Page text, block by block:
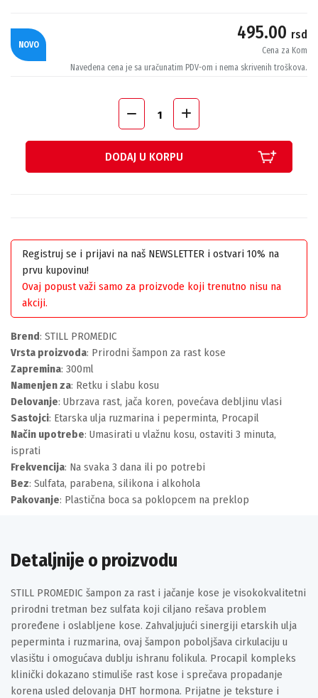
NOVO
495.00 rsd
Cena za Kom
Navedena cena je sa uračunatim PDV-om i nema skrivenih troškova.
DODAJ U KORPU
Registruj se i prijavi na naš NEWSLETTER i ostvari 10% na
prvu kupovinu!
Ovaj popust važi samo za proizvode koji trenutno nisu na
akciji.
Brend: STILL PROMEDIC
Vrsta proizvoda: Prirodni šampon za rast kose
Zapremina: 300ml
Namenjen za: Retku i slabu kosu
Delovanje: Ubrzava rast, jača koren, povećava debljinu vlasi
Sastojci: Etarska ulja ruzmarina i peperminta, Procapil
Način upotrebe: Umasirati u vlažnu kosu, ostaviti 3 minuta,
isprati
Frekvencija: Na svaka 3 dana ili po potrebi
Bez: Sulfata, parabena, silikona i alkohola
Pakovanje: Plastična boca sa poklopcem na preklop
Detaljnije o proizvodu
STILL PROMEDIC šampon za rast i jačanje kose je visokokvalitetni
prirodni tretman bez sulfata koji ciljano rešava problem
proređene i oslabljene kose. Zahvaljujući sinergiji etarskih ulja
peperminta i ruzmarina, ovaj šampon poboljšava cirkulaciju u
vlasištu i omogućava dublju ishranu folikula. Procapil kompleks
klinički dokazano stimuliše rast kose i sprečava propadanje
korena usled delovanja DHT hormona. Prijatne je teksture i